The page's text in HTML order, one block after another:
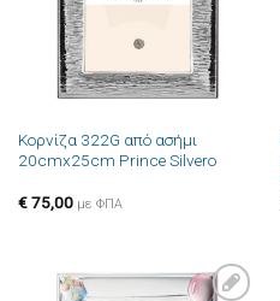
Κορνίζα 322G από ασήμι
20cmx25cm Prince Silvero
€75,00 με ΦΠΑ